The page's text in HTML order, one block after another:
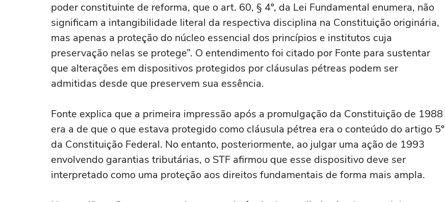
poder constituinte de reforma, que o art. 60, § 4º, da Lei Fundamental enumera, não
significam a intangibilidade literal da respectiva disciplina na Constituição originária,
mas apenas a proteção do núcleo essencial dos princípios e institutos cuja
preservação nelas se protege”. O entendimento foi citado por Fonte para sustentar
que alterações em dispositivos protegidos por cláusulas pétreas podem ser
admitidas desde que preservem sua essência.
Fonte explica que a primeira impressão após a promulgação da Constituição de 1988
era a de que o que estava protegido como cláusula pétrea era o conteúdo do artigo 5º
da Constituição Federal. No entanto, posteriormente, ao julgar uma ação de 1993
envolvendo garantias tributárias, o STF afirmou que esse dispositivo deve ser
interpretado como uma proteção aos direitos fundamentais de forma mais ampla.